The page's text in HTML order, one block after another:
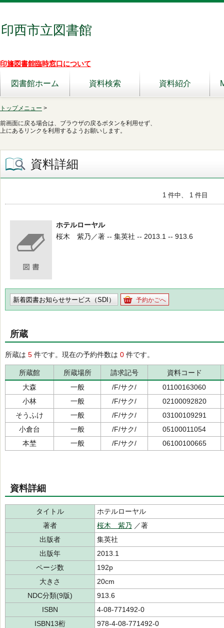
印西市立図書館
印旛図書館臨時窓口について
図書館ホーム 資料検索 資料紹介
トップメニュー >
前画面に戻る場合は、ブラウザの戻るボタンを利用せず、
上にあるリンクを利用するようお願いします。
資料詳細
1 件中、 1 件目
ホテルローヤル
桜木 紫乃／著 -- 集英社 -- 2013.1 -- 913.6
新着図書お知らせサービス（SDI） 予約かごへ
所蔵
所蔵は 5 件です。現在の予約件数は 0 件です。
所蔵館 所蔵場所 請求記号
資料コード
大森
一般 /F/サク/
01100163060
小林
一般 /F/サク/
02100092820
そうふけ
一般 /F/サク/
03100109291
小倉台
一般 /F/サク/
05100011054
本埜
一般 /F/サク/ 06100100665
資料詳細
タイトル
ホテルローヤル
著者
桜木 紫乃 ／著
出版者
集英社
出版年
2013.1
ページ数
192p
大きさ
20cm
NDC分類(9版)
913.6
ISBN
4-08-771492-0
ISBN13桁
978-4-08-771492-0